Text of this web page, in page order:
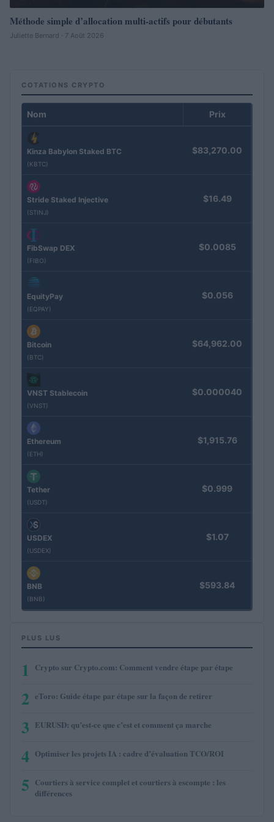
Méthode simple d’allocation multi-actifs pour débutants
Juliette Bernard · 7 Août 2026
COTATIONS CRYPTO
Nom Prix
Kinza Babylon Staked BTC
(KBTC)
$83,270.00
Stride Staked Injective
(STINJ)
$16.49
FibSwap DEX
(FIBO)
$0.0085
EquityPay
(EQPAY)
$0.056
Bitcoin
(BTC)
$64,962.00
VNST Stablecoin
(VNST)
$0.000040
Ethereum
(ETH)
$1,915.76
Tether
(USDT)
$0.999
USDEX
(USDEX)
$1.07
BNB
(BNB)
$593.84
PLUS LUS
1 Crypto sur Crypto.com: Comment vendre étape par étape
2 eToro: Guide étape par étape sur la façon de retirer
3 EURUSD: qu’est-ce que c’est et comment ça marche
4 Optimiser les projets IA : cadre d’évaluation TCO/ROI
5 Courtiers à service complet et courtiers à escompte : les
différences